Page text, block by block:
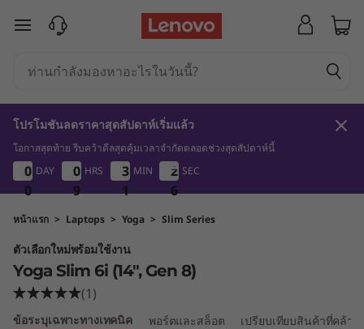
Y
a
S
l
m
6
ข้ามไปที่เนื้อหาหลัก
โปรโมชันลดราคาสุดสัปดาห์เริ่มแล้ว
โอกาสสุดท้าย รีบคว้าดีลสุดคุ้มเวลาจำกัดตลอดช่วงสุดสัปดาห์นี้
0
0
0
0
0
0
0
0
DAY
0
9
0
9
0
9
0
9
HRS
3
1
3
1
3
1
3
1
MIN 2
6
2
5
2
6
2
5
SEC
หน้าแรก > Laptops > Yoga > Slim Series
ตัวเลือกใหม่พร้อมใช้งาน
Yoga Slim 6i (14", Gen 8)
(1)
ข้อระบุเฉพาะทางเทคนิค พอร์ตและสล็อต เปรียบเทียบสินค้าที่คล้าย